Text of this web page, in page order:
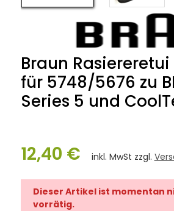
Braun
für 5748/5676 zu
Series 5 und
12,40 € inkl. MwSt zzgl.
Dieser Artikel ist momentan
vorrätig.